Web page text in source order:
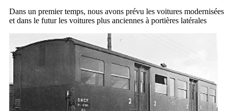
Dans un premier temps, nous avons prévu les voitures modernisées
et dans le futur les voitures plus anciennes à portières latérales